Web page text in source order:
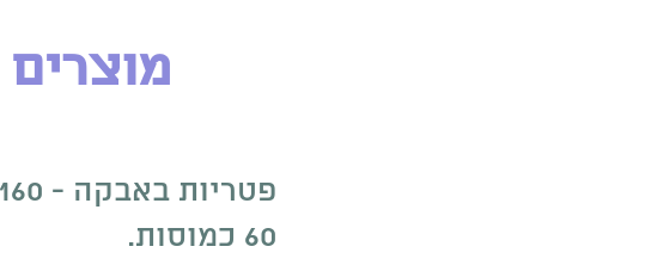
פטריות באבקה - 160 ש"ח לקופסא.
60 כמוסות.